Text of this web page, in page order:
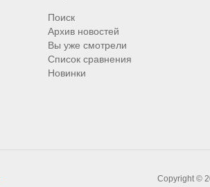
Поиск
Архив новостей
Вы уже смотрели
Список сравнения
Новинки
Copyright ©